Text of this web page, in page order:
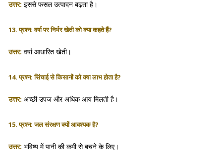
उत्तर: इससे फसल उत्पादन बढ़ता है।
13. प्रश्न: वर्षा पर निर्भर खेती को क्या कहते हैं?
उत्तर: वर्षा आधारित खेती।
14. प्रश्न: सिंचाई से किसानों को क्या लाभ होता है?
उत्तर: अच्छी उपज और अधिक आय मिलती है।
15. प्रश्न: जल संरक्षण क्यों आवश्यक है?
उत्तर: भविष्य में पानी की कमी से बचने के लिए।